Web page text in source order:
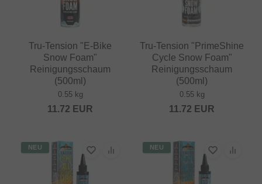
Tru-Tension "E-Bike
Snow Foam"
Reinigungsschaum
(500ml)
0.55 kg
11.72 EUR
Tru-Tension "PrimeShine
Cycle Snow Foam"
Reinigungsschaum
(500ml)
0.55 kg
11.72 EUR
NEU NEU